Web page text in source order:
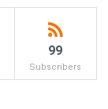
99
Subscribers